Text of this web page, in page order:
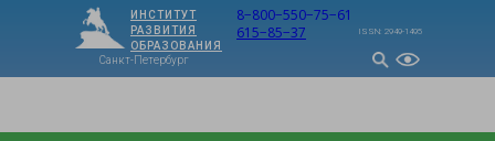
8−800−550−75−61
ИНСТИТУТ
РАЗВИТИЯ
ОБРАЗОВАНИЯ
Санкт-Петербург
615−85−37 ISSN: 2949-1495